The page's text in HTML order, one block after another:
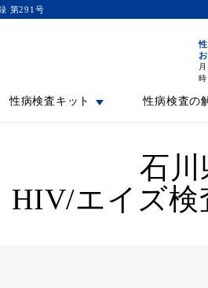
第291号
性病検査キット 性病検査の
時
石川
HIV/エイズ検